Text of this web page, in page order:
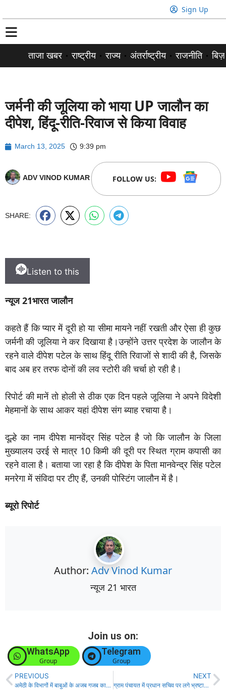
Sign Up
ताजा खबर राष्ट्रीय राज्य अंतर्राष्ट्रीय राजनीति
जर्मनी की जूलिया को भाया UP जालौन का
दीपेश, हिंदू-रीति-रिवाज से किया विवाह
March 13, 2025 9:39 pm
ADV VINOD KUMAR FOLLOW US:
SHARE:
Listen to this
न्यूज 21भारत जालौन
कहते हैं कि प्यार में दूरी हो या सीमा मायने नहीं रखती और ऐसा ही कुछ
जर्मनी की जूलिया ने कर दिखाया है।उन्होंने उत्तर प्रदेश के जालौन के
रहने वाले दीपेश पटेल के साथ हिंदू रीति रिवाजों से शादी की है, जिसके
बाद अब हर तरफ दोनों की लव स्टोरी की चर्चा हो रही है।
रिपोर्ट की मानें तो होली से ठीक एक दिन पहले जूलिया ने अपने विदेशी
मेहमानों के साथ आकर यहां दीपेश संग ब्याह रचाया है।
दूल्हे का नाम दीपेश मानवेंद्र सिंह पटेल है जो कि जालौन के जिला
मुख्यालय उरई से मात्र 10 किमी की दूरी पर स्थित ग्राम कपासी का
रहने वाला है। बताया जा रहा है कि दीपेश के पिता मानवेन्द्र सिंह पटेल
मनरेगा में संविदा पर टीए हैं, उनकी पोस्टिंग जालौन में है।
ब्यूरो रिपोर्ट
Author: Adv Vinod Kumar
न्यूज 21 भारत
Join us on:
WhatsApp
Group
Telegram
Group
PREVIOUS
अमेठी के विभागों में बाबुओं के अजब गजब कारनामे पहले डीपीआरओ अब समाज कल्याण
NEXT
ग्राम पंचायत में प्रधान सचिव पर लगे भ्रष्टाचार के आरोप में नहीं हुई जांच, बैरंग वापस लौटे जांच अधिकारी